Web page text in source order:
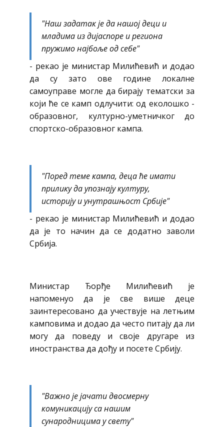
"Наш задатак је да нашој деци и
младима из дијаспоре и региона
пружимо најбоље од себе"
- рекао је министар Милићевић и додао
да су зато ове године локалне
самоуправе могле да бирају тематски за
који ће се камп одлучити: од еколошко -
образовног, културно-уметничког до
спортско-образовног кампа.
"Поред теме кампа, деца ће имати
прилику да упознају културу,
историју и унутрашњост Србије"
- рекао је министар Милићевић и додао
да је то начин да се додатно заволи
Србија.
Министар Ђорђе Милићевић је
напоменуо да је све више деце
заинтересовано да учествује на летњим
камповима и додао да често питају да ли
могу да поведу и своје другаре из
иностранства да дођу и посете Србију.
"Важно је јачати двосмерну
комуникацију са нашим
сународницима у свету"